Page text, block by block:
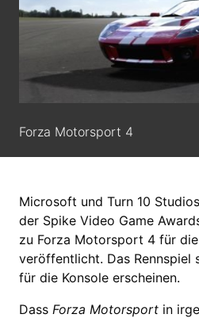
Forza Motorsport 4
Microsoft und Turn 10
der Spike Video Game
zu Forza Motorsport 4 für
veröffentlicht. Das Rennspiel
für die Konsole erscheinen.
Dass Forza Motorsport in